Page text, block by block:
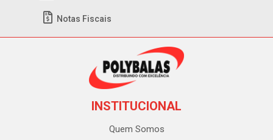
Notas Fiscais
INSTITUCIONAL
Quem Somos